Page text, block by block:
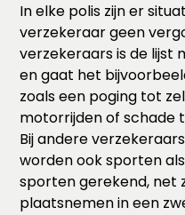
In elke polis zijn er
verzekeraar geen
verzekeraars is de lijst
en gaat het
zoals een poging tot
motorrijden of schade
Bij andere
worden ook sporten
sporten gerekend, net
plaatsnemen in een